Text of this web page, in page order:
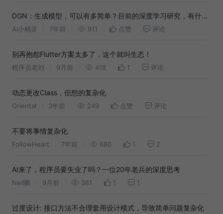
DGN：生成模型，可以有多简单？目前的深度学习研究，有什么
问题？思考DL的理论细节 (3)
AI小精灵 7年前 911 点赞 评论
别再抱怨Flutter方案太多了，这个就叫生态！
程序员老刘 9月前 418 1 评论
动态更改Class，但想的复杂化
Oriental 3年前 249 点赞 评论
不要将事情复杂化
FollowHeart 7年前 680 1 2
AI来了，程序员要失业了吗？一位20年老兵的深度思考
Neil鹏 9月前 381 1 1
过度设计: 接口方法不合理套用设计模式，导致简单问题复杂化